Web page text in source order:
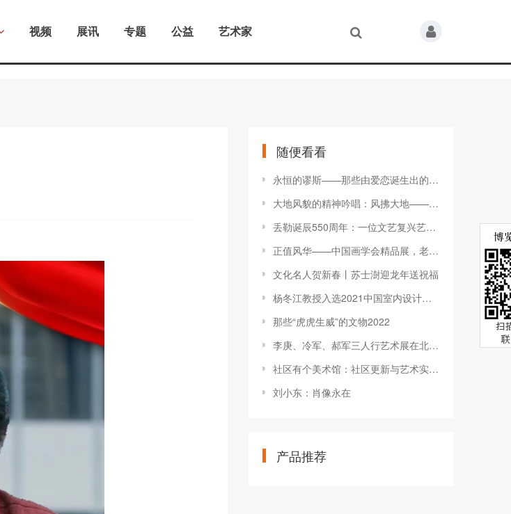
视频 展讯 专题 公益 艺术家
随便看看
永恒的谬斯——那些由爱恋诞生出的艺术作品
大地风貌的精神吟唱：风拂大地——王建国油画作品展中国美术馆开幕 -博览艺术
丢勒诞辰550周年：一位文艺复兴艺术家的旅行 -博览艺术
正值风华——中国画学会精品展，老中青三代艺术家共绘当代中国画创作新高度 -博览艺术
文化名人贺新春丨苏士澍迎龙年送祝福
杨冬江教授入选2021中国室内设计名人堂
那些“虎虎生威”的文物2022
李庚、冷军、郝军三人行艺术展在北京李可染画院美术馆开幕
社区有个美术馆：社区更新与艺术实践的经验与可能
刘小东：肖像永在
产品推荐